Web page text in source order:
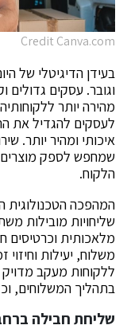
Credit Canva.com
בעידן הדיגיטלי של
וגובר. עסקים
מהירה יותר
לעסקים להגדיל את
איכותי ומהיר יותר.
שמחפש לספק מוצרים
הלקוח.
המהפכה הטכנולוגית
שליחויות מובילות
מלאכותית וכרטיסים
משלוח, יעילות
ללקוחות מעקב
בתהליך המשלוחים,
שליחת חבילה